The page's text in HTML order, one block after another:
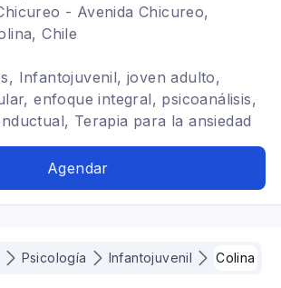
- Avenida Chicureo,
Chile
Infantojuvenil, joven adulto,
enfoque integral, psicoanálisis,
Terapia para la ansiedad
Agendar
Psicología Infantojuvenil Colina